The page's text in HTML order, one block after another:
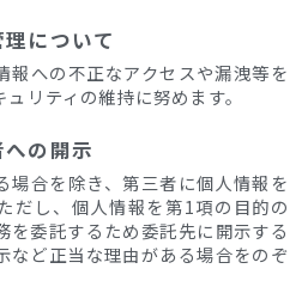
について
報への不正なアクセスや漏洩等を
リティの維持に努めます。
の開示
場合を除き、第三者に個人情報を
だし、個人情報を第1項の目的の
を委託するため委託先に開示する
など正当な理由がある場合をのぞ